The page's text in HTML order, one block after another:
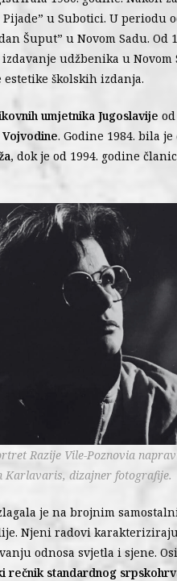
u Subotici. U periodu
Šuput” u Novom Sadu. Od
udžbenika u Novom
školskih izdanja.
umjetnika Jugoslavije
. Godine 1984. bila
, dok je od 1994. godine
Razije Vile-Poznovia
Karlavaris, dizajner fotografije.
je na brojnim
Njeni radovi
odnosa svjetla i sjene.
rečnik standardnog